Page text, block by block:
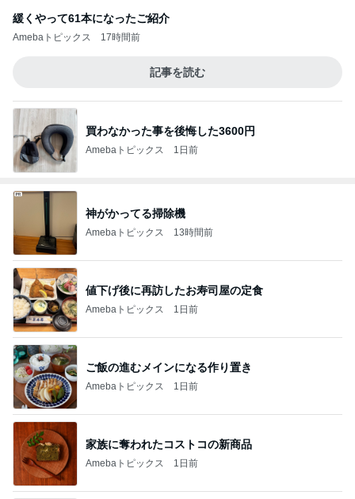
緩くやって61本になったご紹介
Amebaトピックス 17時間前
記事を読む
買わなかった事を後悔した3600円
Amebaトピックス 1日前
神がかってる掃除機
Amebaトピックス 13時間前
値下げ後に再訪したお寿司屋の定食
Amebaトピックス 1日前
ご飯の進むメインになる作り置き
Amebaトピックス 1日前
家族に奪われたコストコの新商品
Amebaトピックス 1日前